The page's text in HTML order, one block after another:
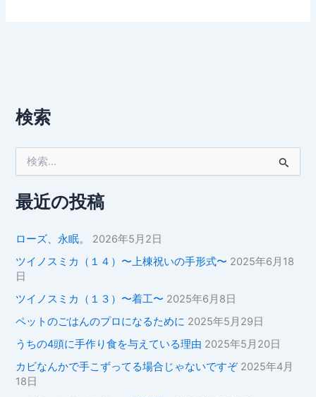
検索
象
:最近の投稿
ローズ、永眠。
2026年5月2日
ツイノスミカ（１４）〜上棟祝いの手形式〜 2025年6月18
日
ツイノスミカ（１３）〜着工〜 2025年6月8日
ペットのごはんのプロになるために 2025年5月29日
うちの4頭に手作り食を与えている理由 2025年5月20日
カビなんかで手こずってる場合じゃないですぞ 2025年4月
18日